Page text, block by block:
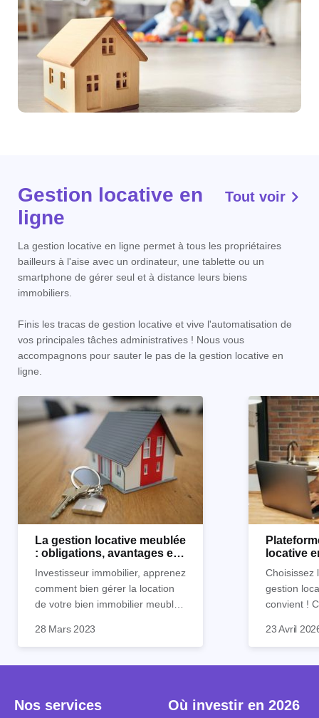
Gestion locative en
ligne
Tout voir
La gestion locative en ligne permet à tous les propriétaires
bailleurs à l'aise avec un ordinateur, une tablette ou un
smartphone de gérer seul et à distance leurs biens
immobiliers.
Finis les tracas de gestion locative et vive l'automatisation de
vos principales tâches administratives ! Nous vous
accompagnons pour sauter le pas de la gestion locative en
ligne.
La gestion locative meublée
: obligations, avantages et
Investisseur immobilier, apprenez
comment bien gérer la location
de votre bien immobilier meublé !
obligations en tant que
inconvénients présente ce type
28 Mars 2023
locative
Choisissez
gestion
convient !
découvrez
23 Avril
Nos services
Où investir en 2026